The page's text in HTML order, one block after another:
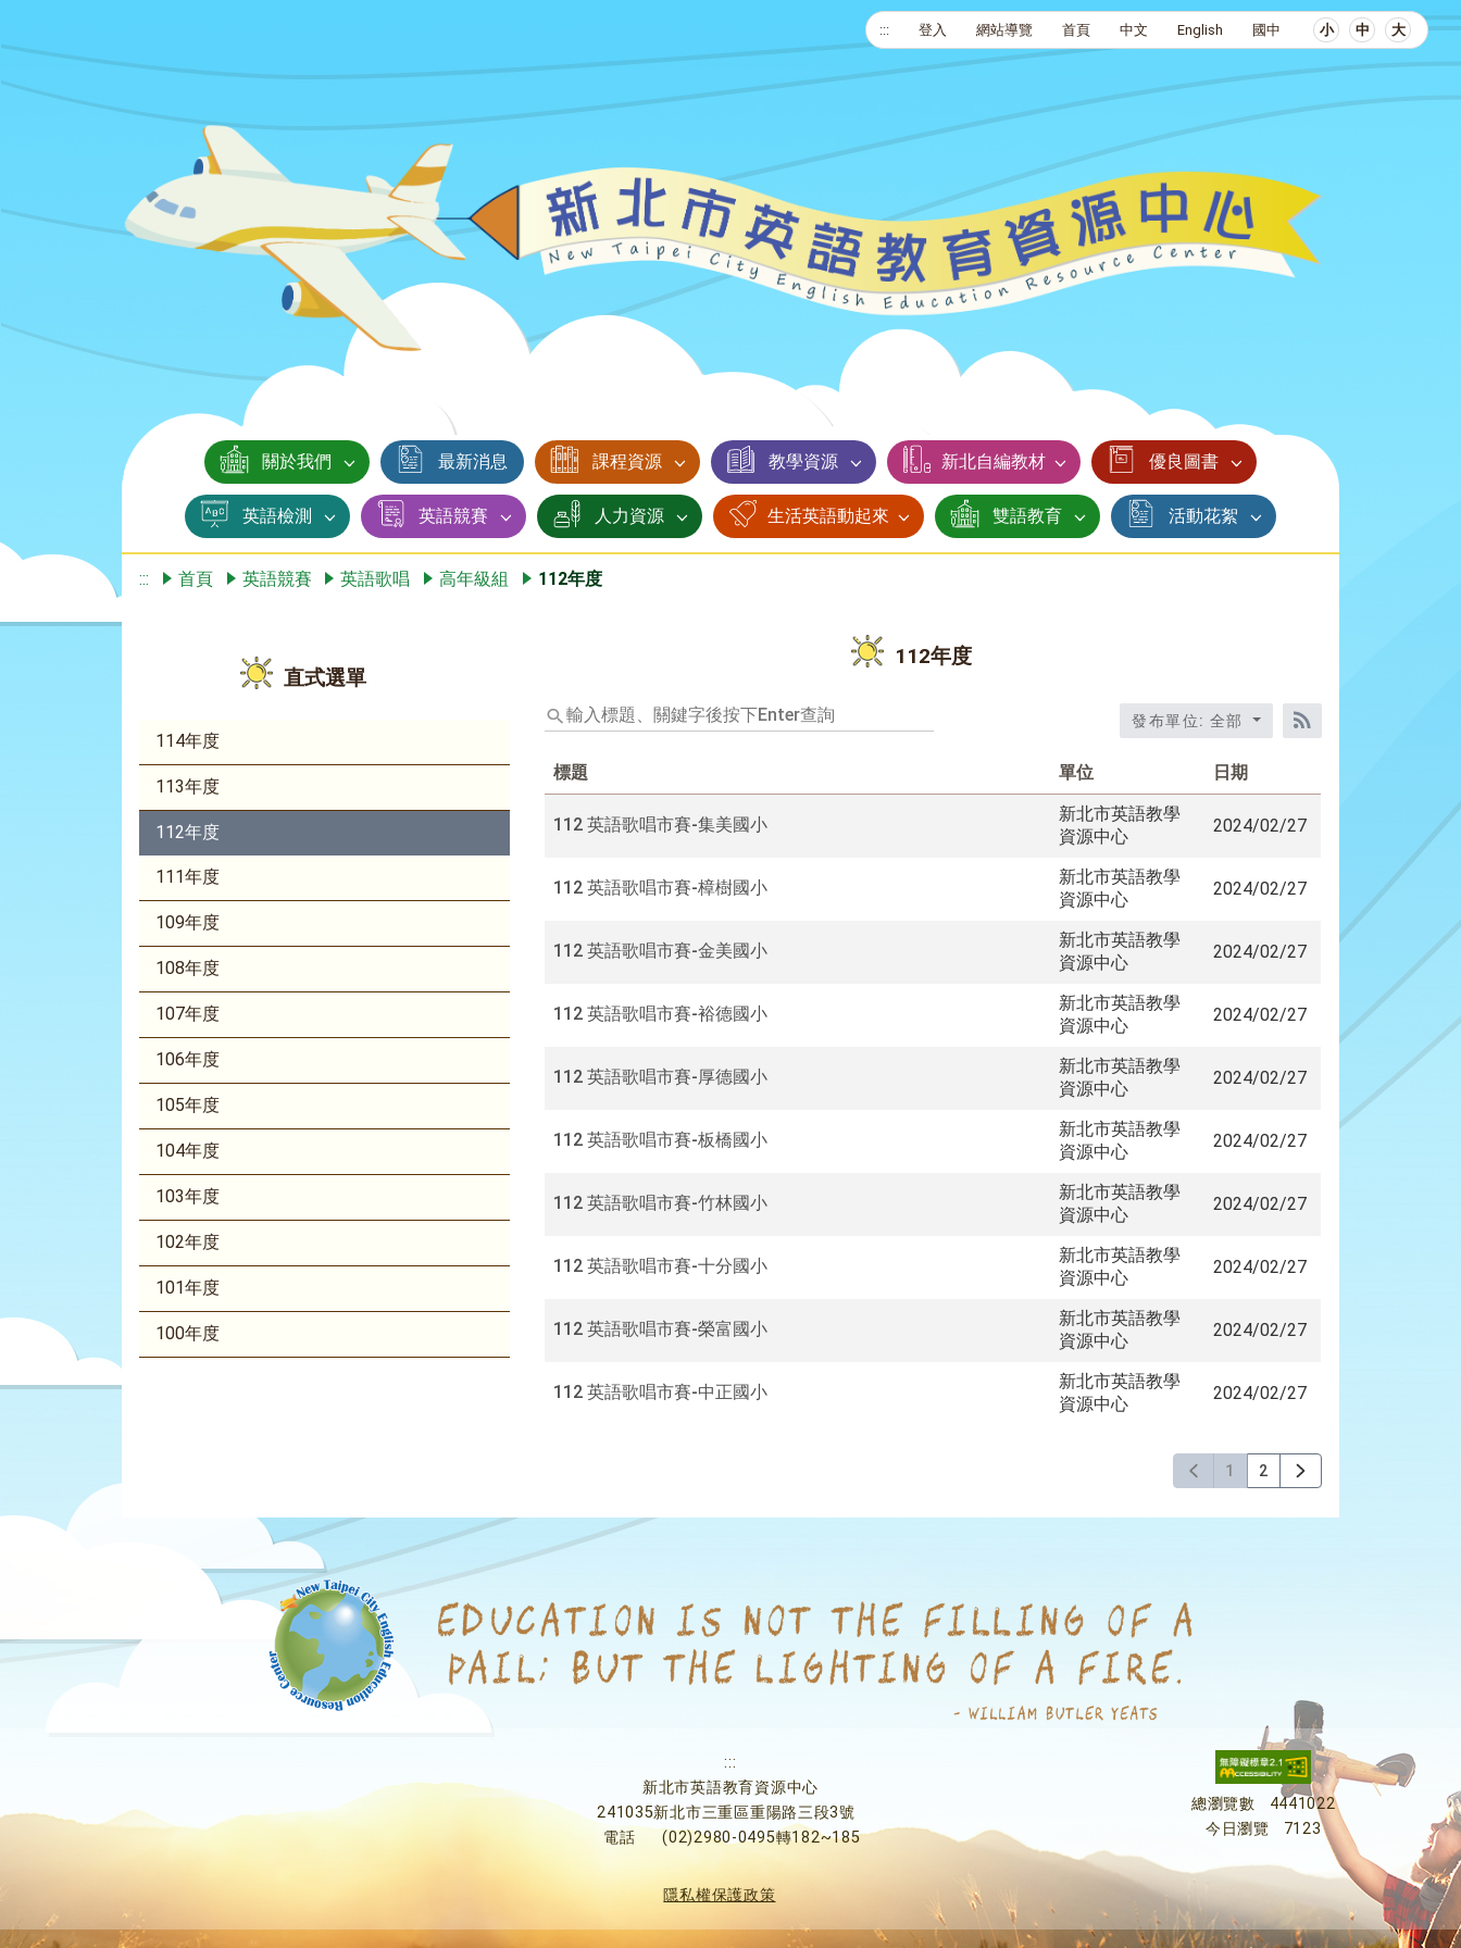
::: 登入 網站導覽 首頁 中文 English 國中 小 中 大
關於我們 最新消息 課程資源 教學資源 新北自編教材 優良圖書
英語檢測 英語競賽 人力資源 生活英語動起來 雙語教育 活動花絮
::: 首頁 英語競賽 英語歌唱 高年級組 112年度
直式選單
114年度
113年度
112年度
111年度
109年度
108年度
107年度
106年度
105年度
104年度
103年度
102年度
101年度
100年度
112年度
輸
入
題、
關
鍵
按
查
發布單位: 全部
RSS訂閱
標題 單位 日期
112 英語歌唱市賽-集美國小
新北市英語教學
資源中心
2024/02/27
112 英語歌唱市賽-樟樹國小
新北市英語教學
資源中心
2024/02/27
112 英語歌唱市賽-金美國小
新北市英語教學
資源中心
2024/02/27
112 英語歌唱市賽-裕德國小
新北市英語教學
資源中心
2024/02/27
112 英語歌唱市賽-厚德國小
新北市英語教學
資源中心
2024/02/27
112 英語歌唱市賽-板橋國小
新北市英語教學
資源中心
2024/02/27
112 英語歌唱市賽-竹林國小
新北市英語教學
資源中心
2024/02/27
112 英語歌唱市賽-十分國小
新北市英語教學
資源中心
2024/02/27
112 英語歌唱市賽-榮富國小
新北市英語教學
資源中心
2024/02/27
112 英語歌唱市賽-中正國小
新北市英語教學
資源中心
2024/02/27
1 2
:::
新北市英語教育資源中心
241035新北市三重區重陽路三段3號
電話
(02)2980-0495轉182~185
總瀏覽數
4441022
今日瀏覽
7123
隱私權保護政策